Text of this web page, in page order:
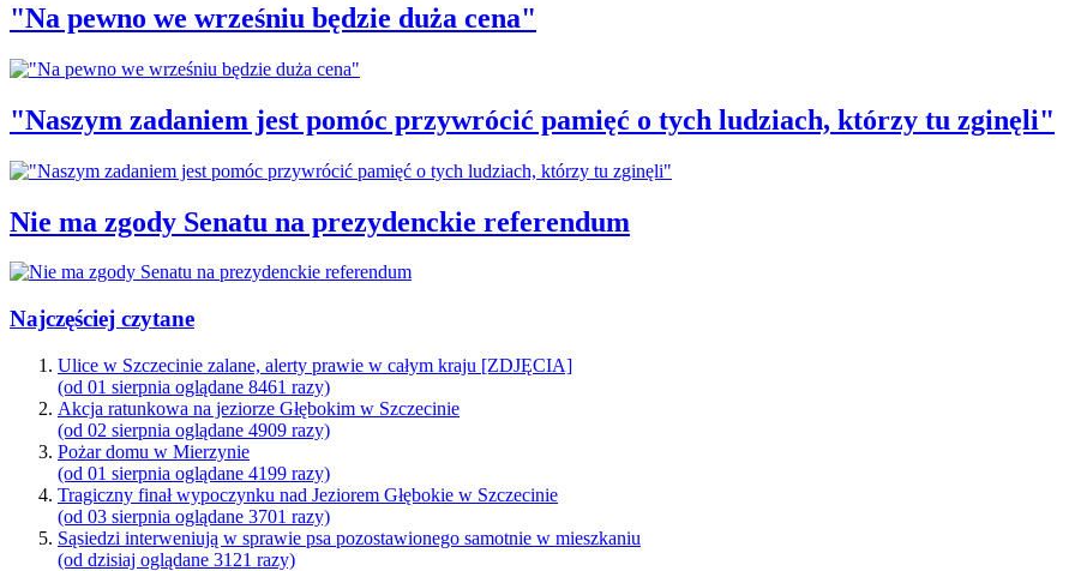
"Na pewno we wrześniu będzie duża cena"
"Naszym zadaniem jest pomóc przywrócić pamięć o tych ludziach, którzy tu zginęli"
Nie ma zgody Senatu na prezydenckie referendum
Najczęściej czytane
Ulice w Szczecinie zalane, alerty prawie w całym kraju [ZDJĘCIA]
(od 01 sierpnia oglądane 8461 razy)
Akcja ratunkowa na jeziorze Głębokim w Szczecinie
(od 02 sierpnia oglądane 4909 razy)
Pożar domu w Mierzynie
(od 01 sierpnia oglądane 4199 razy)
Tragiczny finał wypoczynku nad Jeziorem Głębokie w Szczecinie
(od 03 sierpnia oglądane 3701 razy)
Sąsiedzi interweniują w sprawie psa pozostawionego samotnie w mieszkaniu
(od dzisiaj oglądane 3121 razy)